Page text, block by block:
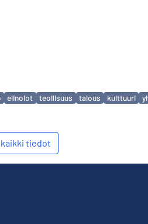
elinolot teollisuus talous kulttuuri
tiedot